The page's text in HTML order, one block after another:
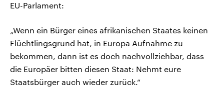
EU-Parlament:
„Wenn ein Bürger eines afrikanischen Staates keinen
Flüchtlingsgrund hat, in Europa Aufnahme zu
bekommen, dann ist es doch nachvollziehbar, dass
die Europäer bitten diesen Staat: Nehmt eure
Staatsbürger auch wieder zurück.“